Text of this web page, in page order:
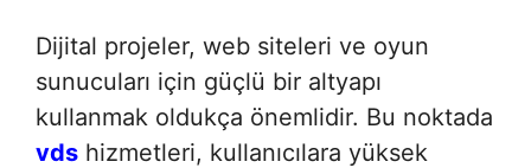
Dijital projeler, web siteleri ve oyun
sunucuları için güçlü bir altyapı
kullanmak oldukça önemlidir. Bu noktada
vds hizmetleri, kullanıcılara yüksek